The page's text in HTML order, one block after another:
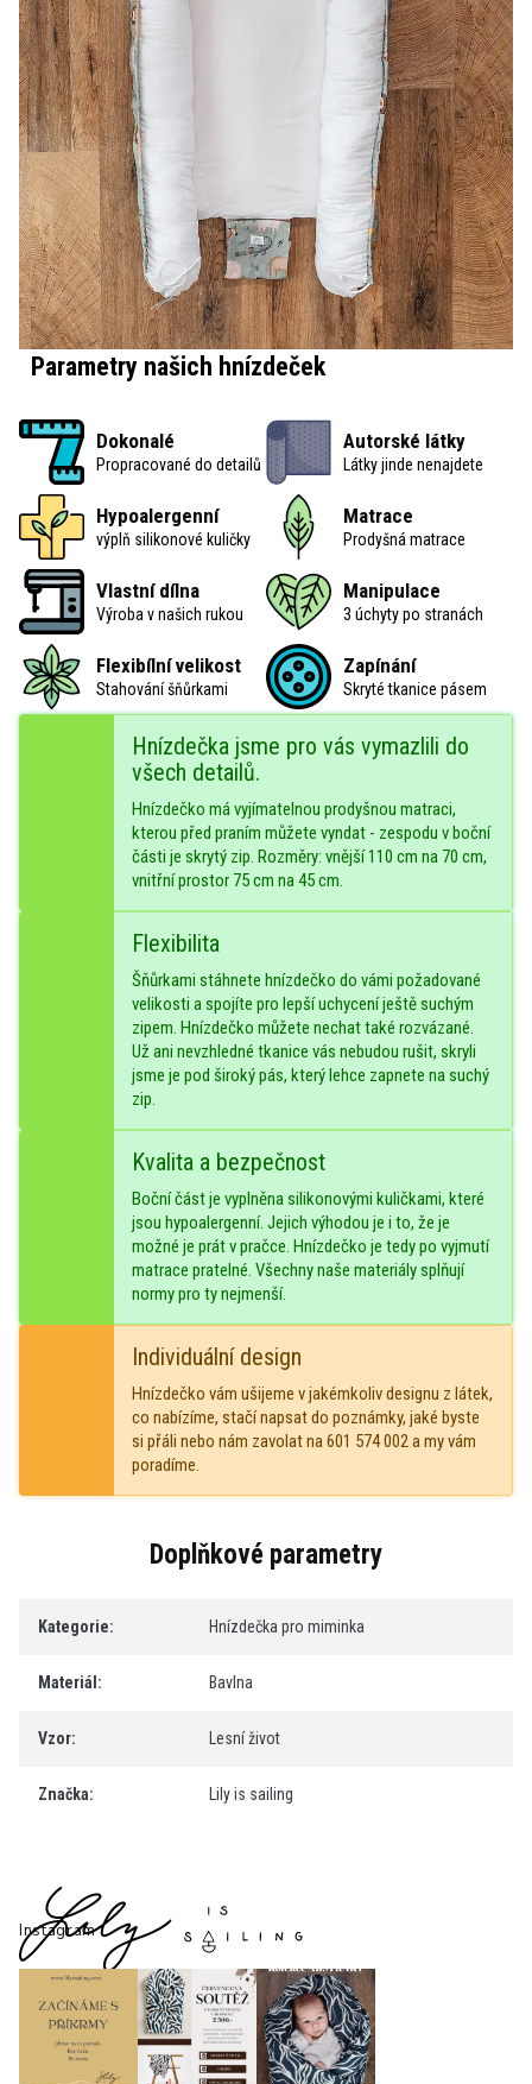
Parametry našich hnízdeček
Dokonalé
Propracované do detailů
Autorské látky
Látky jinde nenajdete
Hypoalergenní
výplň silikonové kuličky
Matrace
Prodyšná matrace
Vlastní dílna
Výroba v našich rukou
Manipulace
3 úchyty po stranách
Flexibílní velikost
Stahování šňůrkami
Zapínání
Skryté tkanice pásem
Hnízdečka jsme pro vás vymazlili do
všech detailů.
Hnízdečko má vyjímatelnou prodyšnou matraci,
kterou před praním můžete vyndat - zespodu v boční
části je skrytý zip. Rozměry: vnější 110 cm na 70 cm,
vnitřní prostor 75 cm na 45 cm.
Flexibilita
Šňůrkami stáhnete hnízdečko do vámi požadované
velikosti a spojíte pro lepší uchycení ještě suchým
zipem. Hnízdečko můžete nechat také rozvázané.
Už ani nevzhledné tkanice vás nebudou rušit, skryli
jsme je pod široký pás, který lehce zapnete na suchý
zip.
Kvalita a bezpečnost
Boční část je vyplněna silikonovými kuličkami, které
jsou hypoalergenní. Jejich výhodou je i to, že je
možné je prát v pračce. Hnízdečko je tedy po vyjmutí
matrace pratelné. Všechny naše materiály splňují
normy pro ty nejmenší.
Individuální design
Hnízdečko vám ušijeme v jakémkoliv designu z látek,
co nabízíme, stačí napsat do poznámky, jaké byste
si přáli nebo nám zavolat na 601 574 002 a my vám
poradíme.
Doplňkové parametry
Kategorie: Hnízdečka pro miminka
Materiál : Bavlna
Vzor: Lesní život
Značka: Lily is sailing
Instagram